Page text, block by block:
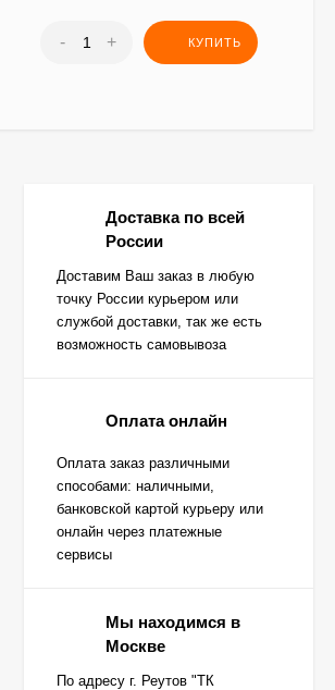
- + КУПИТЬ
Доставка по всей
России
Доставим Ваш заказ в любую
точку России курьером или
службой доставки, так же есть
возможность самовывоза
Оплата онлайн
Оплата заказ различными
способами: наличными,
банковской картой курьеру или
онлайн через платежные
сервисы
Мы находимся в
Москве
По адресу г. Реутов "ТК